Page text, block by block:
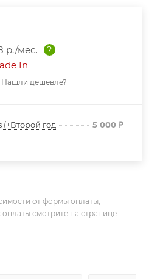
р./мес.
?
In
Нашли дешевле?
(+Второй год
5 000 ₽
от формы оплаты,
смотрите на странице